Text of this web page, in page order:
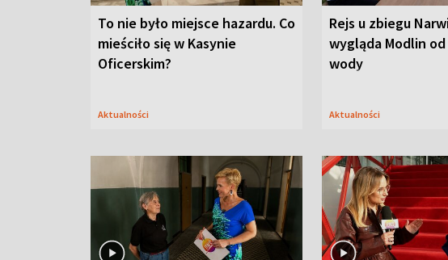
To nie było miejsce hazardu. Co
mieściło się w Kasynie
Oficerskim?
Aktualności
Rejs u zbiegu
wygląda Modlin
wody
Aktualności